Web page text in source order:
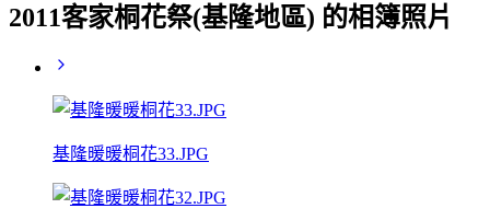
2011客家桐花祭(基隆地區) 的相簿照片
基隆暖暖桐花33.JPG